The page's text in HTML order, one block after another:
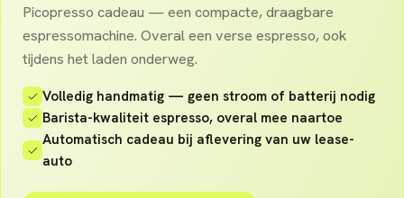
Picopresso cadeau — een compacte, draagbare
espressomachine. Overal een verse espresso, ook
tijdens het laden onderweg.
Volledig handmatig — geen stroom of batterij nodig
Barista-kwaliteit espresso, overal mee naartoe
Automatisch cadeau bij aflevering van uw lease-
auto